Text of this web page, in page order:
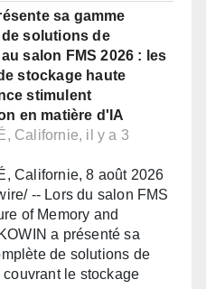
sa gamme
solutions de
salon FMS 2026 : les
stockage haute
stimulent
en matière d'IA
Californie, il y a 3
Californie, 8 août 2026
-- Lors du salon FMS
of Memory and
a présenté sa
de solutions de
couvrant le stockage